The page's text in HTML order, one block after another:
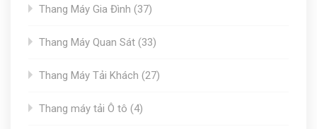
Thang Máy Gia Đình
3737
Thang Máy Quan Sát 3333
Thang Máy Tải Khách 2727
Thang máy tải Ô tô
44